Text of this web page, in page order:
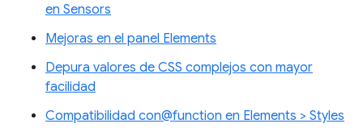
en Sensors
Mejoras en el panel Elements
Depura valores de CSS complejos con mayor
facilidad
Compatibilidad con@function en Elements > Styles